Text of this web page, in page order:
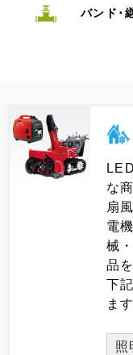
バンド･
な
扇
電
械
品
下
ます
照